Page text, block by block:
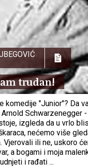
trudan!
komedije "Junior"? Da
Schwarzenegger
izgleda da u vrlo
nećemo više
ili ne, uskoro
a bogami i moja
i rađati ...